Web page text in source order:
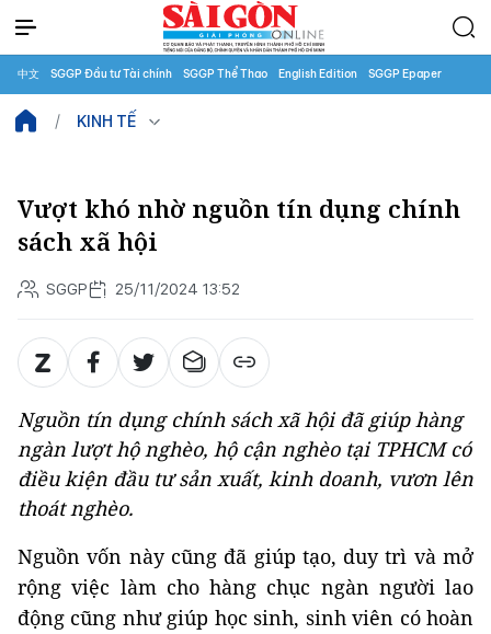
中文 SGGP Đầu tư Tài chính SGGP Thể Thao English Edition SGGP Epaper
KINH TẾ
Vượt khó nhờ nguồn tín dụng chính
sách xã hội
SGGP 25/11/2024 13:52
Nguồn tín dụng chính sách xã hội đã giúp hàng
ngàn lượt hộ nghèo, hộ cận nghèo tại TPHCM có
điều kiện đầu tư sản xuất, kinh doanh, vươn lên
thoát nghèo.
Nguồn vốn này cũng đã giúp tạo, duy trì và mở
rộng việc làm cho hàng chục ngàn người lao
động cũng như giúp học sinh, sinh viên có hoàn